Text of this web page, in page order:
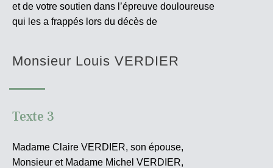
et de votre soutien dans l’épreuve douloureuse
qui les a frappés lors du décès de
Monsieur Louis VERDIER
Texte 3
Madame Claire VERDIER, son épouse,
Monsieur et Madame Michel VERDIER,